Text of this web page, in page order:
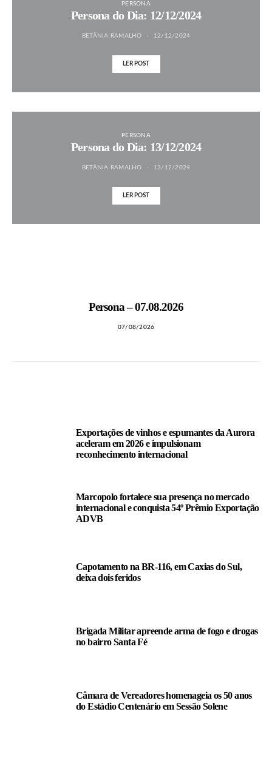
PERSONA
Persona do Dia: 12/12/2024
BETÂNIA RAMALHO 12/12/2024
LER POST
PERSONA
Persona do Dia: 13/12/2024
BETÂNIA RAMALHO 13/12/2024
LER POST
Persona – 07.08.2026
07/08/2026
Exportações de vinhos e espumantes da Aurora
aceleram em 2026 e impulsionam
reconhecimento internacional
Marcopolo fortalece sua presença no mercado
internacional e conquista 54º Prêmio Exportação
ADVB
Capotamento na BR-116, em Caxias do Sul,
deixa dois feridos
Brigada Militar apreende arma de fogo e drogas
no bairro Santa Fé
Câmara de Vereadores homenageia os 50 anos
do Estádio Centenário em Sessão Solene